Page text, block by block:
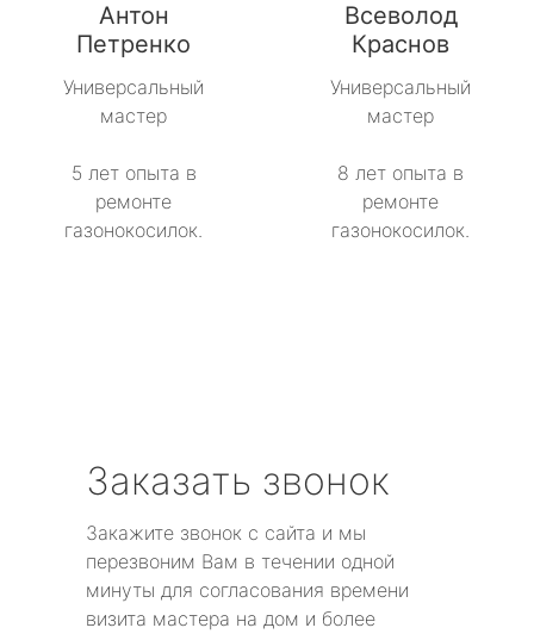
Антон
Петренко
Универсальный
мастер
5 лет опыта в
ремонте
газонокосилок.
Всеволод
Краснов
Универсальный
мастер
8 лет опыта в
ремонте
газонокосилок.
Заказать звонок
Закажите звонок с сайта и мы
перезвоним Вам в течении одной
минуты для согласования времени
визита мастера на дом и более